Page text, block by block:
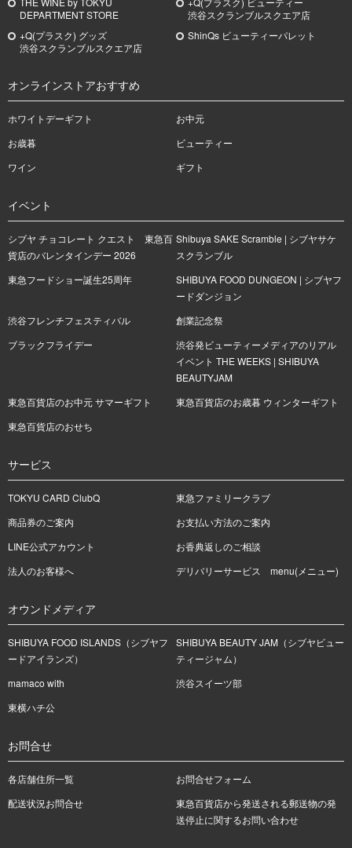
DEPARTMENT STORE
渋谷スクランブルスクエア店
+Q(プラスク) グッズ
渋谷スクランブルスクエア店
ShinQs ビューティーパレット
オンラインストアおすすめ
ホワイトデーギフト
お中元
お歳暮
ビューティー
ワイン
ギフト
イベント
シブヤ チョコレート クエスト 東急百
貨店のバレンタインデー 2026
Shibuya SAKE Scramble | シブヤサケ
スクランブル
東急フードショー誕生25周年
SHIBUYA FOOD DUNGEON | シブヤフ
ードダンジョン
渋谷フレンチフェスティバル
創業記念祭
ブラックフライデー
渋谷発ビューティーメディアのリアル
イベント THE WEEKS | SHIBUYA
BEAUTYJAM
東急百貨店のお中元 サマーギフト
東急百貨店のお歳暮 ウィンターギフト
東急百貨店のおせち
サービス
TOKYU CARD ClubQ
東急ファミリークラブ
商品券のご案内
お支払い方法のご案内
LINE公式アカウント
お香典返しのご相談
法人のお客様へ
デリバリーサービス menu(メニュー)
オウンドメディア
SHIBUYA FOOD ISLANDS（シブヤフ
ードアイランズ）
SHIBUYA BEAUTY JAM（シブヤビュー
ティージャム）
mamaco with
渋谷スイーツ部
東横ハチ公
お問合せ
各店舗住所一覧
お問合せフォーム
配送状況お問合せ
東急百貨店から発送される郵送物の発
送停止に関するお問い合わせ